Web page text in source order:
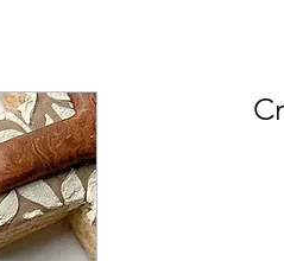
Rating is 5.0